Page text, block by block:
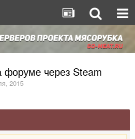
форуме через Steam
2015